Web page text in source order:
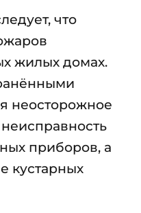
что
жилых домах.
неосторожное
приборов, а
кустарных